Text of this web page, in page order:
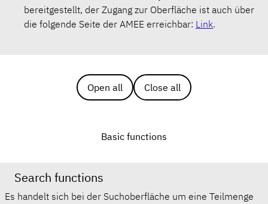
bereitgestellt, der Zugang zur Oberfläche ist auch über
die folgende Seite der AMEE erreichbar: Link.
Open all Close all
Basic functions
Search functions
Es handelt sich bei der Suchoberfläche um eine Teilmenge